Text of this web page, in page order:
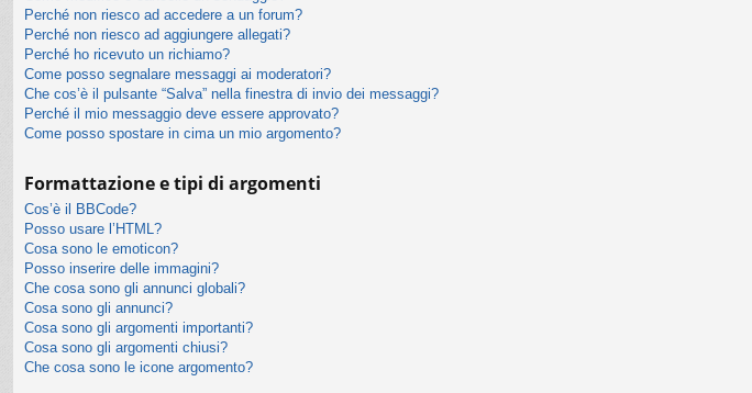
Perché non riesco ad accedere a un forum?
Perché non riesco ad aggiungere allegati?
Perché ho ricevuto un richiamo?
Come posso segnalare messaggi ai moderatori?
Che cos’è il pulsante “Salva” nella finestra di invio dei messaggi?
Perché il mio messaggio deve essere approvato?
Come posso spostare in cima un mio argomento?
Formattazione e tipi di argomenti
Cos’è il BBCode?
Posso usare l’HTML?
Cosa sono le emoticon?
Posso inserire delle immagini?
Che cosa sono gli annunci globali?
Cosa sono gli annunci?
Cosa sono gli argomenti importanti?
Cosa sono gli argomenti chiusi?
Che cosa sono le icone argomento?